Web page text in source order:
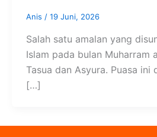
Anis / 19 Juni, 2026
Salah satu amalan yang
Islam pada bulan Muharram
Tasua dan Asyura. Puasa ini
[…]